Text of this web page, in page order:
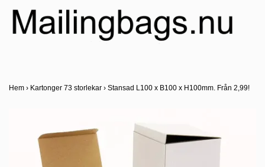
Hem › Kartonger 73 storlekar › Stansad L100 x B100 x H100mm. Från 2,99!